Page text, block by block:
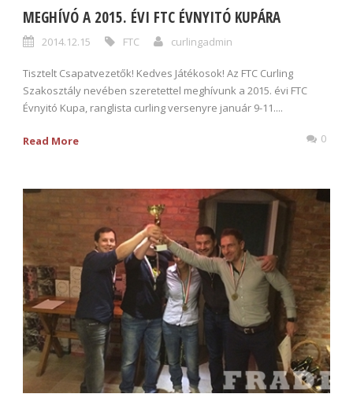
MEGHÍVÓ A 2015. ÉVI FTC ÉVNYITÓ KUPÁRA
2014.12.15 FTC curlingadmin
Tisztelt Csapatvezetők! Kedves Játékosok! Az FTC Curling
Szakosztály nevében szeretettel meghívunk a 2015. évi FTC
Évnyitó Kupa, ranglista curling versenyre január 9-11....
Read More 0